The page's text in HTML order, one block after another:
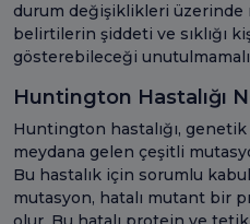
durum değişiklikleri üzerinde
belirtilerin şiddeti ve sıklığı
gösterebileceği
Huntington Hastalığı
Huntington hastalığı,
meydana gelen çeşitli
Bu hastalık için sorumlu
mutasyon, hatalı mutant bir